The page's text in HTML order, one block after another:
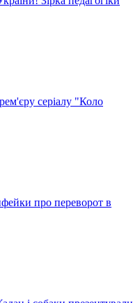
серіалу "Коло
про переворот в